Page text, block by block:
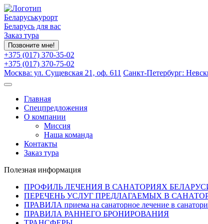
Беларуськурорт
Беларусь для вас
Заказ тура
Позвоните мне!
+375 (017) 370-35-02
+375 (017) 370-75-02
Москва: ул. Сущевская 21, оф. 611 Санкт-Петербург:
Главная
Спецпредложения
О компании
Миссия
Наша команда
Контакты
Заказ тура
Полезная информация
ПРОФИЛЬ ЛЕЧЕНИЯ В САНАТОРИЯХ
ПЕРЕЧЕНЬ УСЛУГ ПРЕДЛАГАЕМЫХ В
ПРАВИЛА приема на санаторное лечение в
ПРАВИЛА РАННЕГО БРОНИРОВАНИЯ